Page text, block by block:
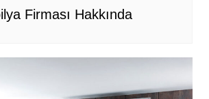
Firması Hakkında